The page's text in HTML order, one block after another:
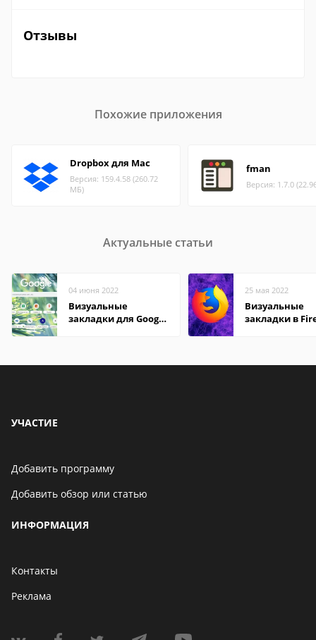
Отзывы
Похожие приложения
Dropbox для Mac
Версия: 159.4.58 (260.72
МБ)
fman
Версия: 1.7.0
Актуальные статьи
04 июня 2022
Визуальные
закладки для Google
25 мая 2022
Визуальные
закладки в
УЧАСТИЕ
Добавить программу
Добавить обзор или статью
ИНФОРМАЦИЯ
Контакты
Реклама